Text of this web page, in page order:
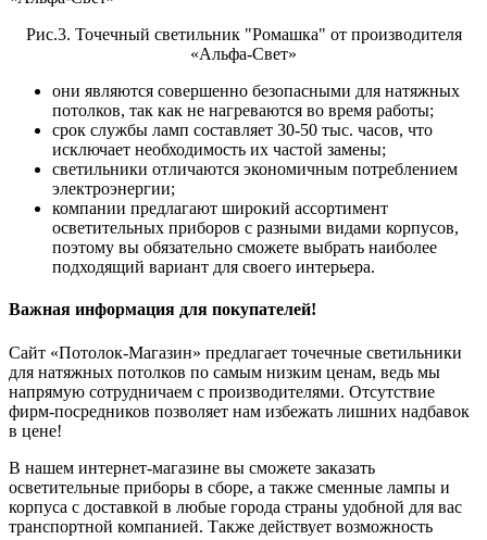
Рис.3. Точечный светильник "Ромашка" от производителя
«Альфа-Свет»
они являются совершенно безопасными для натяжных
потолков, так как не нагреваются во время работы;
срок службы ламп составляет 30-50 тыс. часов, что
исключает необходимость их частой замены;
светильники отличаются экономичным потреблением
электроэнергии;
компании предлагают широкий ассортимент
осветительных приборов с разными видами корпусов,
поэтому вы обязательно сможете выбрать наиболее
подходящий вариант для своего интерьера.
Важная информация для покупателей!
Сайт «Потолок-Магазин» предлагает точечные светильники
для натяжных потолков по самым низким ценам, ведь мы
напрямую сотрудничаем с производителями. Отсутствие
фирм-посредников позволяет нам избежать лишних надбавок
в цене!
В нашем интернет-магазине вы сможете заказать
осветительные приборы в сборе, а также сменные лампы и
корпуса с доставкой в любые города страны удобной для вас
транспортной компанией. Также действует возможность